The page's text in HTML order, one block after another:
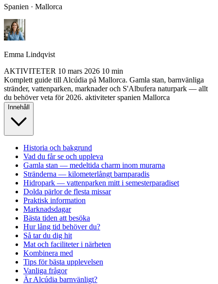
Spanien · Mallorca
Emma Lindqvist
AKTIVITETER 10 mars 2026 10 min
Komplett guide till Alcúdia på Mallorca. Gamla stan, barnvänliga
stränder, vattenparken, marknader och S'Albufera naturpark — allt
du behöver veta för 2026. aktiviteter spanien Mallorca
Innehåll
Historia och bakgrund
Vad du får se och uppleva
Gamla stan — medeltida charm inom murarna
Stränderna — kilometerlångt barnparadis
Hidropark — vattenparken mitt i semesterparadiset
Dolda pärlor de flesta missar
Praktisk information
Marknadsdagar
Bästa tiden att besöka
Hur lång tid behöver du?
Så tar du dig hit
Mat och faciliteter i närheten
Kombinera med
Tips för bästa upplevelsen
Vanliga frågor
Är Alcúdia barnvänligt?